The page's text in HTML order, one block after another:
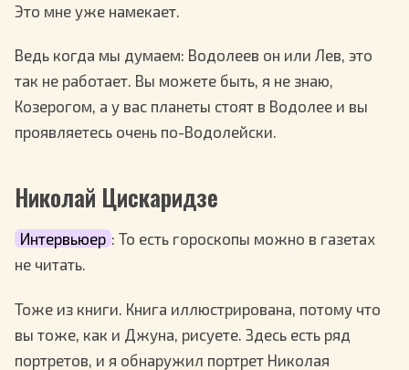
Это мне уже намекает.
Ведь когда мы думаем: Водолеев он или Лев, это
так не работает. Вы можете быть, я не знаю,
Козерогом, а у вас планеты стоят в Водолее и вы
проявляетесь очень по-Водолейски.
Николай Цискаридзе
Интервьюер : То есть гороскопы можно в газетах
не читать.
Тоже из книги. Книга иллюстрирована, потому что
вы тоже, как и Джуна, рисуете. Здесь есть ряд
портретов, и я обнаружил портрет Николая